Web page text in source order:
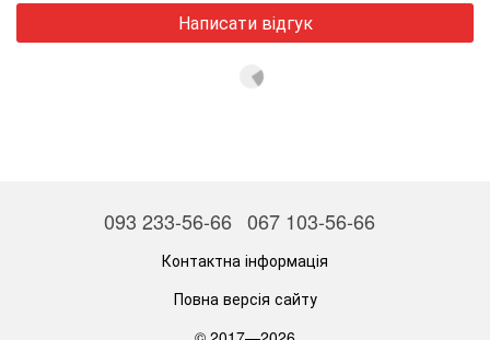
Написати відгук
093 233-56-66 067 103-56-66
Контактна інформація
Повна версія сайту